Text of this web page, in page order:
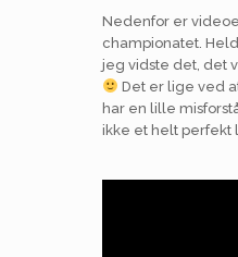
Nedenfor er
championatet.
jeg vidste det, det
Det er lige ved
har en lille
ikke et helt perfekt